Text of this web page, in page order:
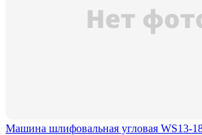
Машина шлифовальная угловая WS13-